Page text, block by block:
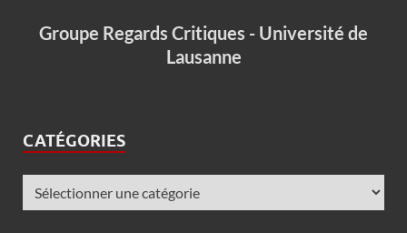
Groupe Regards Critiques - Université de
Lausanne
CATÉGORIES